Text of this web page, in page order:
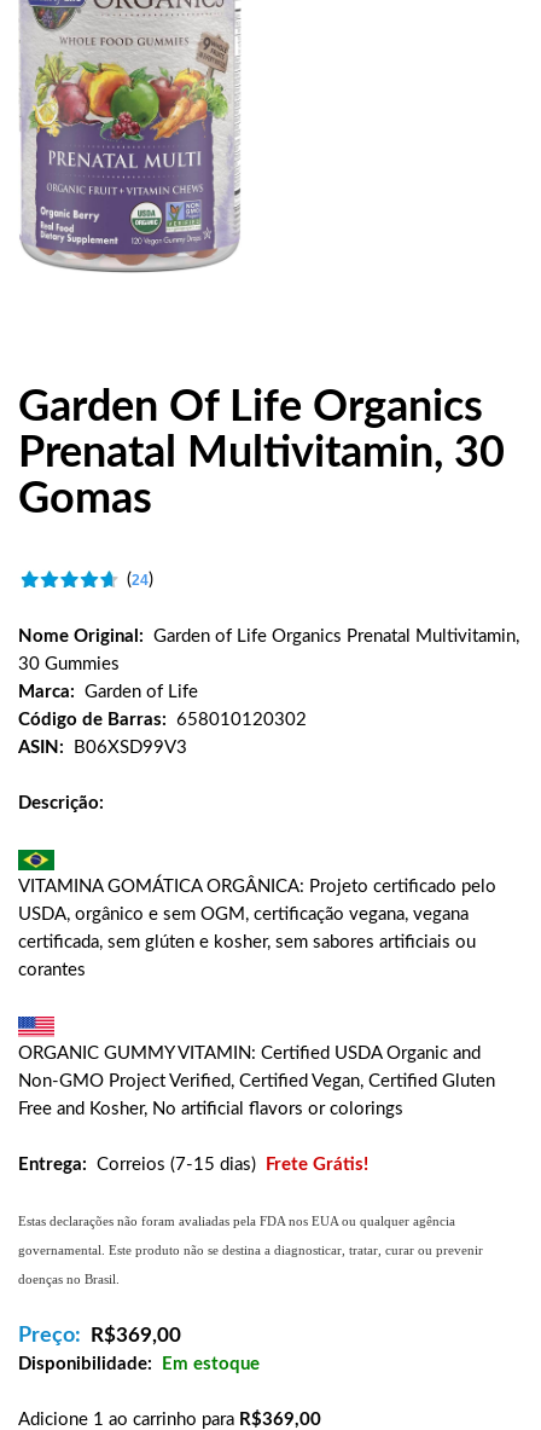
Garden Of Life Organics
Prenatal Multivitamin, 30
Gomas
(24)
Nome Original: Garden of Life Organics Prenatal Multivitamin,
30 Gummies
Marca: Garden of Life
Código de Barras: 658010120302
ASIN:
B06XSD99V3
Descrição:
VITAMINA GOMÁTICA ORGÂNICA: Projeto certificado pelo
USDA, orgânico e sem OGM, certificação vegana, vegana
certificada, sem glúten e kosher, sem sabores artificiais ou
corantes
ORGANIC GUMMY VITAMIN: Certified USDA Organic and
Non-GMO Project Verified, Certified Vegan, Certified Gluten
Free and Kosher, No artificial flavors or colorings
Entrega: Correios (7-15 dias) Frete Grátis!
Estas declarações não foram avaliadas pela FDA nos EUA ou qualquer agência
governamental. Este produto não se destina a diagnosticar, tratar, curar ou prevenir
doenças no Brasil.
Preço: R$369,00
Disponibilidade: Em estoque
Adicione 1 ao carrinho para R$369,00